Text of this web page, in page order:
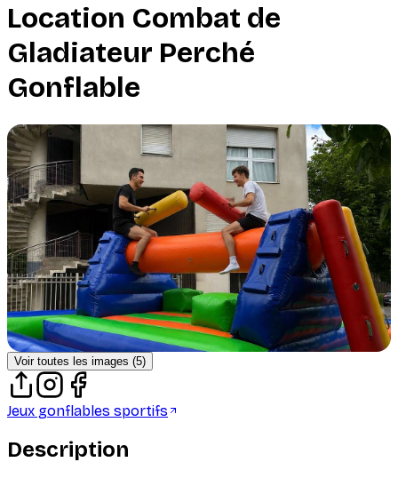
Location Combat de
Gladiateur Perché
Gonflable
Voir toutes les images (5)
Jeux gonflables sportifs
Description